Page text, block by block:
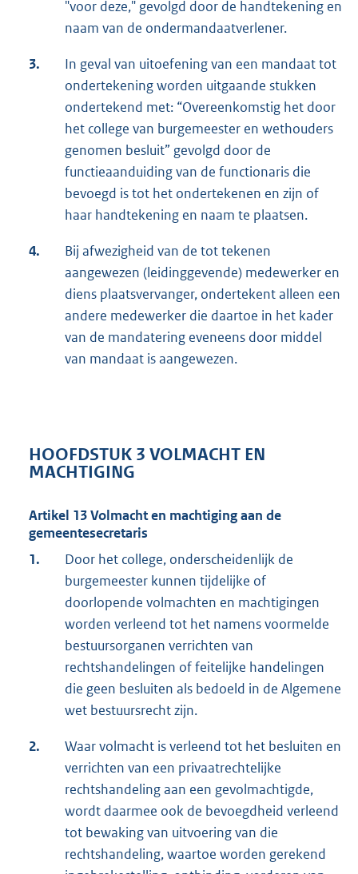
"voor deze," gevolgd door de handtekening en
naam van de ondermandaatverlener.
3.
In geval van uitoefening van een mandaat tot
ondertekening worden uitgaande stukken
ondertekend met: “Overeenkomstig het door
het college van burgemeester en wethouders
genomen besluit” gevolgd door de
functieaanduiding van de functionaris die
bevoegd is tot het ondertekenen en zijn of
haar handtekening en naam te plaatsen.
4.
Bij afwezigheid van de tot tekenen
aangewezen (leidinggevende) medewerker en
diens plaatsvervanger, ondertekent alleen een
andere medewerker die daartoe in het kader
van de mandatering eveneens door middel
van mandaat is aangewezen.
HOOFDSTUK 3 VOLMACHT EN
MACHTIGING
Artikel 13Volmacht en machtiging aan de
gemeentesecretaris
1.
Door het college, onderscheidenlijk de
burgemeester kunnen tijdelijke of
doorlopende volmachten en machtigingen
worden verleend tot het namens voormelde
bestuursorganen verrichten van
rechtshandelingen of feitelijke handelingen
die geen besluiten als bedoeld in de Algemene
wet bestuursrecht zijn.
2.
Waar volmacht is verleend tot het besluiten en
verrichten van een privaatrechtelijke
rechtshandeling aan een gevolmachtigde,
wordt daarmee ook de bevoegdheid verleend
tot bewaking van uitvoering van die
rechtshandeling, waartoe worden gerekend